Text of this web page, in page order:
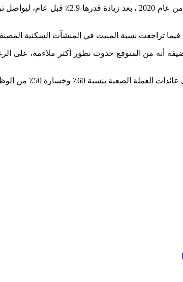
يونيو لوحده انخفضت ليالي المبيت بنسبة 97 في المائة، مضيفة أنه من